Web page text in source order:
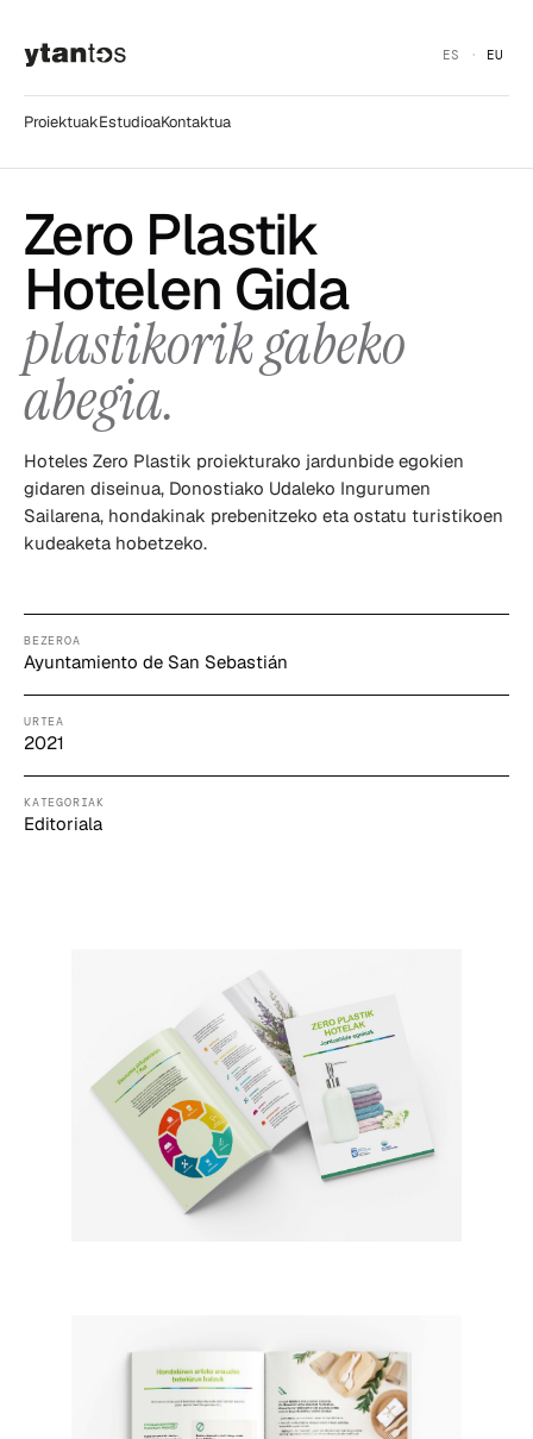
ProiektuakEstudioaKontaktua
ES EU
Zero Plastik
Hotelen Gida
plastikorik gabeko
abegia.
Hoteles Zero Plastik proiekturako jardunbide egokien
gidaren diseinua, Donostiako Udaleko Ingurumen
Sailarena, hondakinak prebenitzeko eta ostatu turistikoen
kudeaketa hobetzeko.
BEZEROA
Ayuntamiento de San Sebastián
URTEA
2021
KATEGORIAK
Editoriala